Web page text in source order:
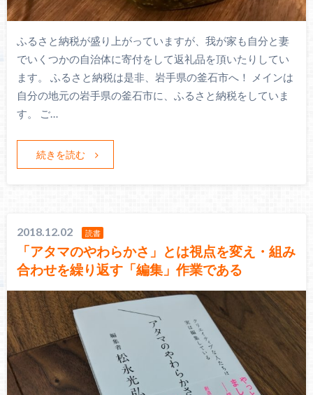
ふるさと納税が盛り上がっていますが、我が家も自分と妻
でいくつかの自治体に寄付をして返礼品を頂いたりしてい
ます。 ふるさと納税は是非、岩手県の釜石市へ！ メインは
自分の地元の岩手県の釜石市に、ふるさと納税をしていま
す。 ご…
続きを読む
2018.12.02 読書
「アタマのやわらかさ」とは視点を変え・組み
合わせを繰り返す「編集」作業である